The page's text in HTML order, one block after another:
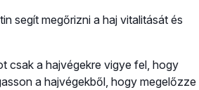
segít megőrizni a haj vitalitását és
csak a hajvégekre vigye fel, hogy
a hajvégekből, hogy megelőzze